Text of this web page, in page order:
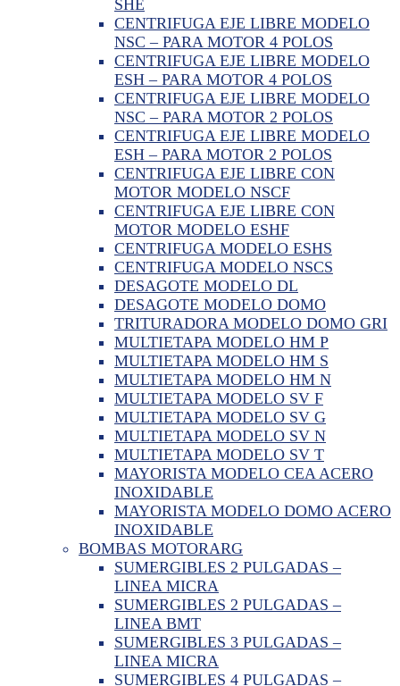
SHE
CENTRIFUGA EJE LIBRE MODELO
NSC – PARA MOTOR 4 POLOS
CENTRIFUGA EJE LIBRE MODELO
ESH – PARA MOTOR 4 POLOS
CENTRIFUGA EJE LIBRE MODELO
NSC – PARA MOTOR 2 POLOS
CENTRIFUGA EJE LIBRE MODELO
ESH – PARA MOTOR 2 POLOS
CENTRIFUGA EJE LIBRE CON
MOTOR MODELO NSCF
CENTRIFUGA EJE LIBRE CON
MOTOR MODELO ESHF
CENTRIFUGA MODELO ESHS
CENTRIFUGA MODELO NSCS
DESAGOTE MODELO DL
DESAGOTE MODELO DOMO
TRITURADORA MODELO DOMO GRI
MULTIETAPA MODELO HM P
MULTIETAPA MODELO HM S
MULTIETAPA MODELO HM N
MULTIETAPA MODELO SV F
MULTIETAPA MODELO SV G
MULTIETAPA MODELO SV N
MULTIETAPA MODELO SV T
MAYORISTA MODELO CEA ACERO
INOXIDABLE
MAYORISTA MODELO DOMO ACERO
INOXIDABLE
BOMBAS MOTORARG
SUMERGIBLES 2 PULGADAS –
LINEA MICRA
SUMERGIBLES 2 PULGADAS –
LINEA BMT
SUMERGIBLES 3 PULGADAS –
LINEA MICRA
SUMERGIBLES 4 PULGADAS –